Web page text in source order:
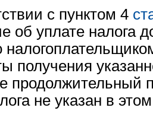
с пунктом 4
об уплате налога
получения
продолжительный
не указан в